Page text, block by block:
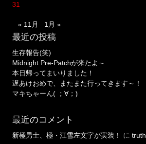
31
« 11月 1月 »
最近の投稿
生存報告(笑)
Midnight Pre-Patchが来たよ～
本日帰ってまいりました！
遅あけおめで、またまた行ってきます～！
マキちゃーん( ；∀；)
最近のコメント
新極男士、極・江雪左文字が実装！ に truth